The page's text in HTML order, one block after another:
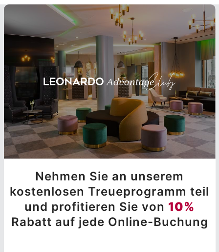
Nehmen Sie an unserem
kostenlosen Treueprogramm teil
und profitieren Sie von 10%
Rabatt auf jede Online-Buchung